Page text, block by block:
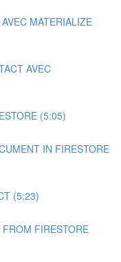
MATERIALIZE
AVEC
(5:05)
IN FIRESTORE
(5:23)
FIRESTORE